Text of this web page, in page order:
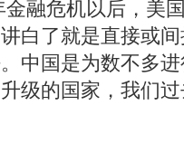
次政府工作报告